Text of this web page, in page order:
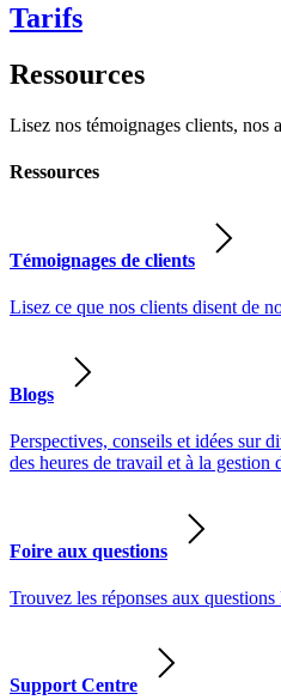
Tarifs
Ressources
Lisez nos témoignages clients, nos
Ressources
Témoignages de clients
Lisez ce que nos clients disent de
Blogs
Perspectives, conseils et idées sur
des heures de travail et à la gestion
Foire aux questions
Trouvez les réponses aux questions
Support Centre